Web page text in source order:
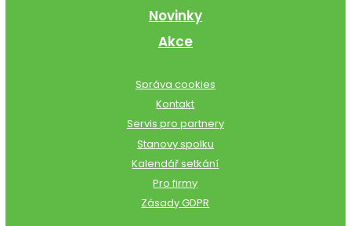
Novinky
Akce
Správa cookies
Kontakt
Servis pro partnery
Stanovy spolku
Kalendář setkání
Pro firmy
Zásady GDPR